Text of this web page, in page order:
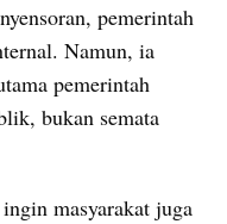
pemerintah
Namun, ia
pemerintah
bukan semata
masyarakat juga